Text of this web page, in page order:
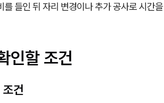
를 들인 뒤 자리 변경이나 추가 공사로 시간
인할 조건
건